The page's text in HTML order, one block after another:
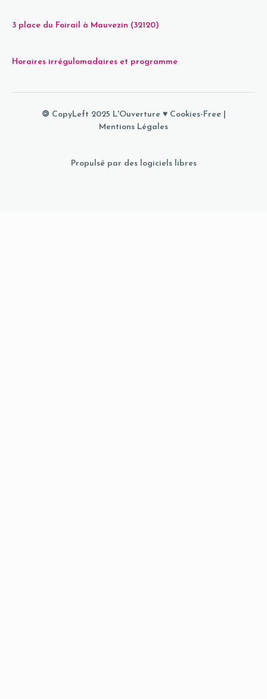
3 place du Foirail à Mauvezin (32120)
Horaires irrégulomadaires et programme
🄯 CopyLeft 2025 L'Ouverture ♥ Cookies-Free|
Mentions Légales
Propulsé par des logiciels libres